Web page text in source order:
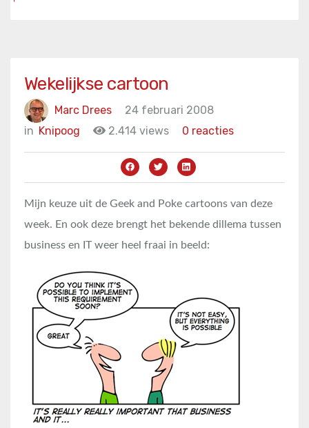
Wekelijkse cartoon
Marc Drees
24 februari 2008
in Knipoog 2.414 views 0 reacties
Mijn keuze uit de Geek and Poke cartoons van deze
week. En ook deze brengt het bekende dillema tussen
business en IT weer heel fraai in beeld: